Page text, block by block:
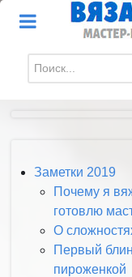
Искать...
Заметки 2019
Почему я
готовлю
О
Первый
пироженкой